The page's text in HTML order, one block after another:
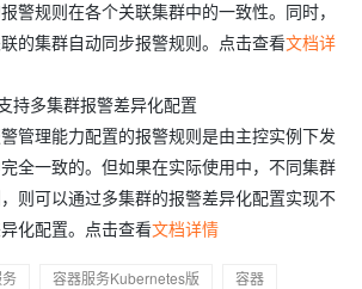
警规则在各个关联集群中的一致性。同时，
的集群自动同步报警规则。点击查看文档详
持多集群报警差异化配置
管理能力配置的报警规则是由主控实例下发
全一致的。但如果在实际使用中，不同集群
则可以通过多集群的报警差异化配置实现不
化配置。点击查看文档详情
容器服务Kubernetes版
容器